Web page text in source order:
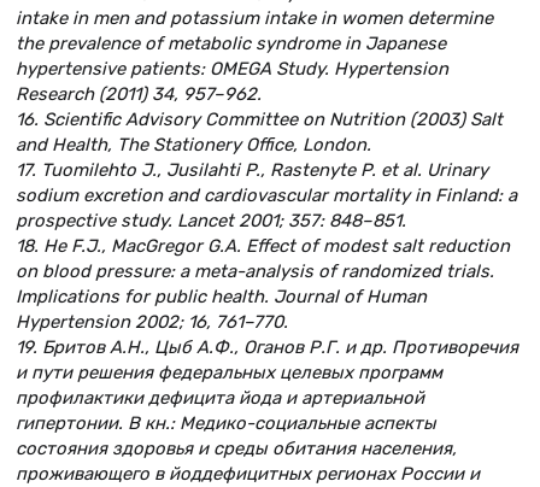
intake in men and potassium intake in women determine
the prevalence of metabolic syndrome in Japanese
hypertensive patients: OMEGA Study. Hypertension
Research (2011) 34, 957–962.
16. Scientific Advisory Committee on Nutrition (2003) Salt
and Health, The Stationery Office, London.
17. Tuomilehto J., Jusilahti P., Rastenyte P. et al. Urinary
sodium excretion and cardiovascular mortality in Finland: a
prospective study. Lancet 2001; 357: 848–851.
18. He F.J., MacGregor G.A. Effect of modest salt reduction
on blood pressure: a meta-analysis of randomized trials.
Implications for public health. Journal of Human
Hypertension 2002; 16, 761–770.
19. Бритов А.Н., Цыб А.Ф., Оганов Р.Г. и др. Противоречия
и пути решения федеральных целевых программ
профилактики дефицита йода и артериальной
гипертонии. В кн.: Медико-социальные аспекты
состояния здоровья и среды обитания населения,
проживающего в йоддефицитных регионах России и